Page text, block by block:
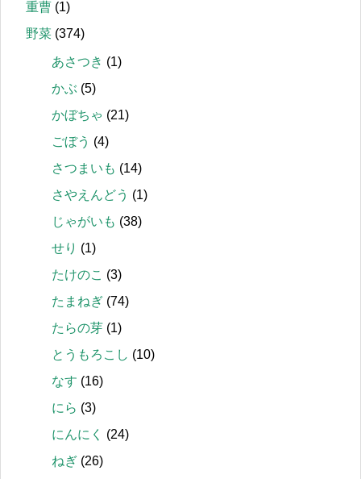
重曹 (1)
野菜 (374)
あさつき (1)
かぶ (5)
かぼちゃ (21)
ごぼう (4)
さつまいも (14)
さやえんどう (1)
じゃがいも (38)
せり (1)
たけのこ (3)
たまねぎ (74)
たらの芽 (1)
とうもろこし (10)
なす (16)
にら (3)
にんにく
(24)
ねぎ (26)